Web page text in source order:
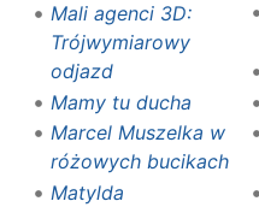
Mali agenci 3D:
Trójwymiarowy
odjazd
Mamy tu ducha
Marcel Muszelka w
różowych bucikach
Matylda